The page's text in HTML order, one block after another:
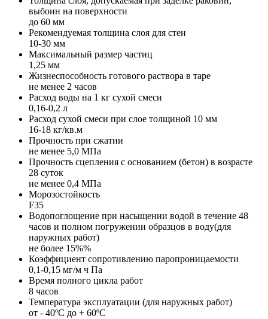
выбоин на поверхности
до 60 мм
Рекомендуемая толщина слоя для стен
10-30 мм
Максимальный размер частиц
1,25 мм
Жизнеспособность готового раствора в таре
не менее 2 часов
Расход воды на 1 кг сухой смеси
0,16-0,2 л
Расход сухой смеси при слое толщиной 10 мм
16-18 кг/кв.м
Прочность при сжатии
не менее 5,0 МПа
Прочность сцепления с основанием (бетон) в возрасте
28 суток
не менее 0,4 МПа
Морозостойкость
F35
Водопоглощение при насыщении водой в течение 48
часов и полном погружении образцов в воду(для
наружных работ)
не более 15%%
Коэффициент сопротивлению паропроницаемости
0,1-0,15 мг/м ч Па
Время полного цикла работ
8 часов
Температура эксплуатации (для наружных работ)
от - 40ºС до + 60ºС